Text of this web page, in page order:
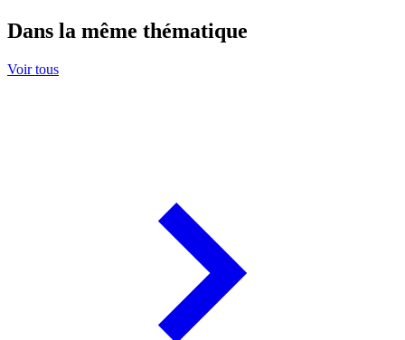
Dans la même thématique
Voir tous